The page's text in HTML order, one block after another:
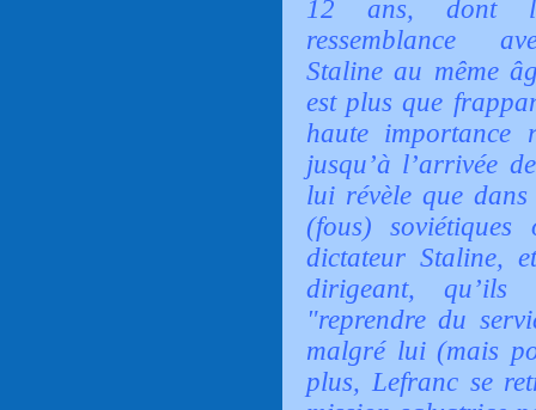
12 ans, dont
ressemblance
Staline au même
est plus que
haute importance
jusqu’à l’arrivée
lui révèle que
(fous)
dictateur Staline,
dirigeant,
"reprendre du
malgré lui (mais
plus, Lefranc se